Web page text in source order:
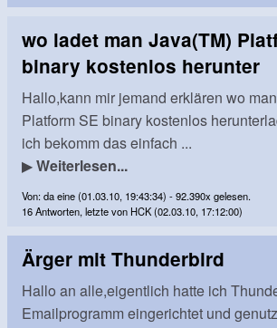
wo ladet man Java(TM)
binary kostenlos herunter
Hallo,kann mir jemand erklären wo
Platform SE binary kostenlos
ich bekomm das einfach ...
▶Weiterlesen...
Von: da eine (01.03.10, 19:43:34) - 92.390x gelesen.
16 Antworten, letzte von HCK (02.03.10, 17:12:00)
Ärger mit Thunderbird
Hallo an alle,eigentlich hatte ich
Emailprogramm eingerichtet und